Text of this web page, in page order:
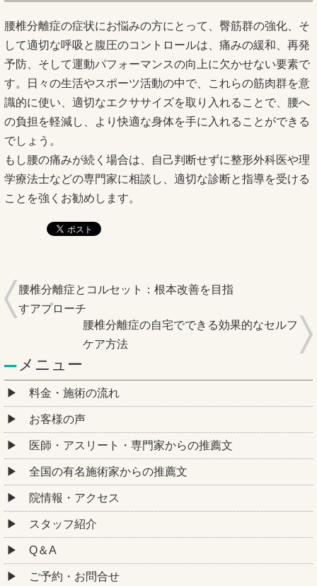
腰椎分離症の症状にお悩みの方にとって、臀筋群の強化、そ
して適切な呼吸と腹圧のコントロールは、痛みの緩和、再発
予防、そして運動パフォーマンスの向上に欠かせない要素で
す。日々の生活やスポーツ活動の中で、これらの筋肉群を意
識的に使い、適切なエクササイズを取り入れることで、腰へ
の負担を軽減し、より快適な身体を手に入れることができる
でしょう。
もし腰の痛みが続く場合は、自己判断せずに整形外科医や理
学療法士などの専門家に相談し、適切な診断と指導を受ける
ことを強くお勧めします。
腰椎分離症とコルセット：根本改善を目指
すアプローチ
腰椎分離症の自宅でできる効果的なセルフ
ケア方法
メニュー
料金・施術の流れ
お客様の声
医師・アスリート・専門家からの推薦文
全国の有名施術家からの推薦文
院情報・アクセス
スタッフ紹介
Q＆A
ご予約・お問合せ